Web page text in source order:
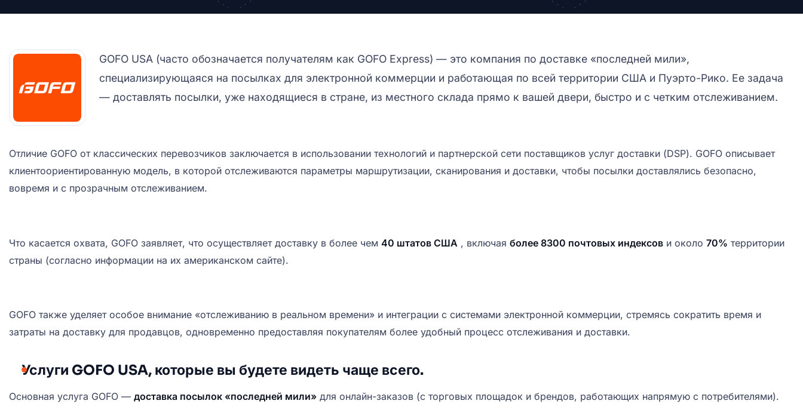
GOFO USA (часто обозначается получателям как GOFO Express) — это компания по доставке «последней мили»,
специализирующаяся на посылках для электронной коммерции и работающая по всей территории США и Пуэрто-Рико. Ее задача
— доставлять посылки, уже находящиеся в стране, из местного склада прямо к вашей двери, быстро и с четким отслеживанием.
Отличие GOFO от классических перевозчиков заключается в использовании технологий и партнерской сети поставщиков услуг доставки (DSP). GOFO описывает
клиентоориентированную модель, в которой отслеживаются параметры маршрутизации, сканирования и доставки, чтобы посылки доставлялись безопасно,
вовремя и с прозрачным отслеживанием.
Что касается охвата, GOFO заявляет, что осуществляет доставку в более чем 40 штатов США , включая более 8300 почтовых индексов и около 70% территории
страны (согласно информации на их американском сайте).
GOFO также уделяет особое внимание «отслеживанию в реальном времени» и интеграции с системами электронной коммерции, стремясь сократить время и
затраты на доставку для продавцов, одновременно предоставляя покупателям более удобный процесс отслеживания и доставки.
Услуги GOFO USA, которые вы будете видеть чаще всего.
Основная услуга GOFO — доставка посылок «последней мили» для онлайн-заказов (с торговых площадок и брендов, работающих напрямую с потребителями).